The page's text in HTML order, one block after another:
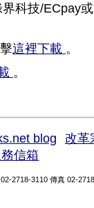
科技/ECpay或
這裡下載 。
。
blog
改革
信箱
2718-3110 傳真 02-